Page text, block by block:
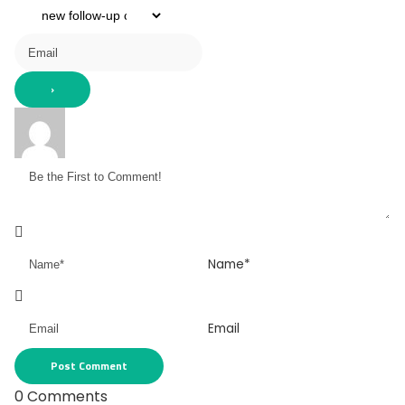
Name*
Email
0Comments